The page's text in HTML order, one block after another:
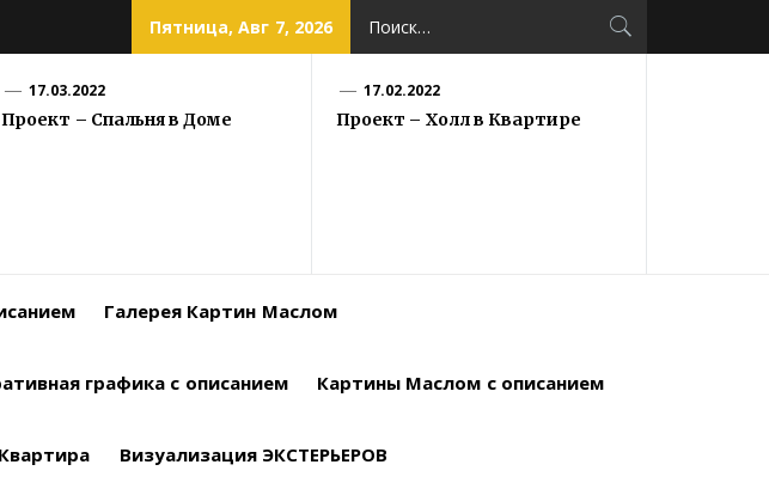
Пятница, Авг 7, 2026
17.03.2022
Проект – Спальня в Доме
17.02.2022
Проект – Холл в Квартире
Галерея Картин Маслом
графика с описанием Картины Маслом с описанием
Визуализация ЭКСТЕРЬЕРОВ